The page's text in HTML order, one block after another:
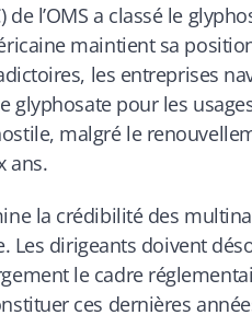
de l’OMS a classé le
maintient sa
les entreprises
glyphosate pour les
malgré le
ans.
la crédibilité des
Les dirigeants doivent
le cadre
ces dernières